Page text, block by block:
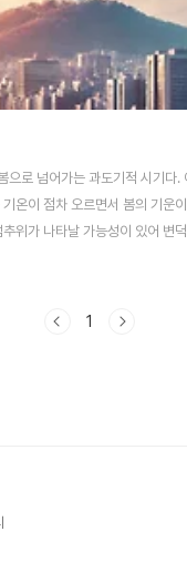
으로 넘어가는 과도기적 시기다.
온이 점차 오르면서 봄의 기운
위가 나타날 가능성이 있어 변
3월 서울의 평균 날씨서울의 3월
최저 기온: 약 -0.5°C (아직 영하
1